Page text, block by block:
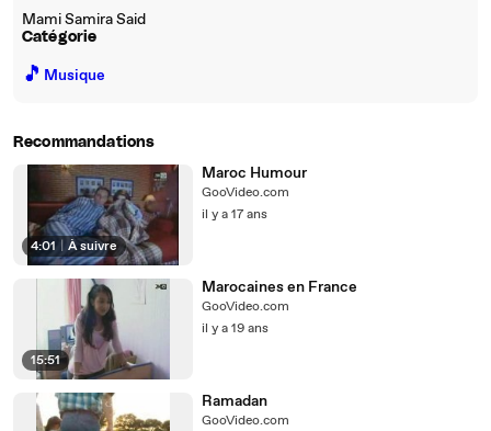
Mami Samira Said
Catégorie
🎵 Musique
Recommandations
4:01 À suivre
Maroc Humour
GooVideo.com
il y a 17 ans
15:51
Marocaines en France
GooVideo.com
il y a 19 ans
Ramadan
GooVideo.com